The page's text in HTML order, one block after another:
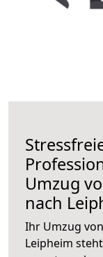
Umzug
nach
Ihr Umzug
Leipheim